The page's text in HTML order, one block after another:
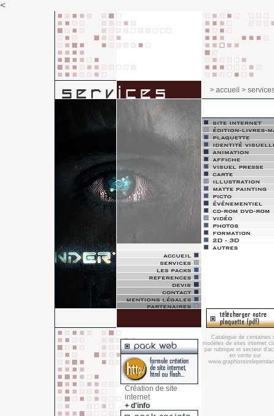
<
> accueil >
Création de site
internet
+ d'info
Catalogue de centaines
modèles de sites internet
par rubrique et secteur
en vente sur